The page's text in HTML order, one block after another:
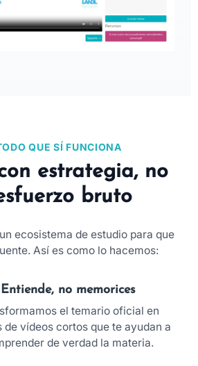
QUE SÍ FUNCIONA
estrategia, no
bruto
ecosistema de estudio para que
Así es como lo hacemos:
Entiende, no memorices
el temario oficial en
de vídeos cortos que te ayudan a
de verdad la materia.